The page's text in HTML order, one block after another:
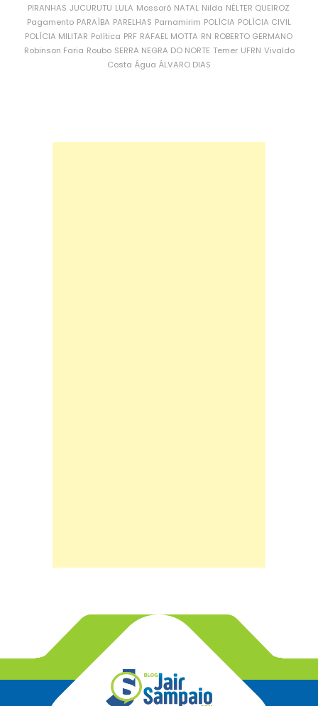
PIRANHAS JUCURUTU LULA Mossoró NATAL Nilda NÉLTER QUEIROZ
Pagamento PARAÍBA PARELHAS Parnamirim POLÍCIA POLÍCIA CIVIL
POLÍCIA MILITAR Política PRF RAFAEL MOTTA RN ROBERTO GERMANO
Robinson Faria Roubo SERRA NEGRA DO NORTE Temer UFRN Vivaldo
Costa Água ÁLVARO DIAS